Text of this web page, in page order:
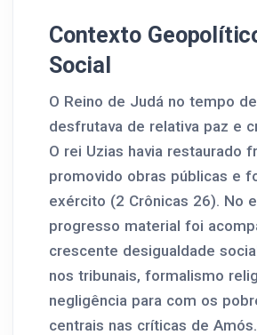
Contexto
Social
O Reino de Judá no tempo
desfrutava de relativa paz e
O rei Uzias havia restaurado
promovido obras públicas e
exército (2 Crônicas 26). No
progresso material foi
crescente desigualdade
nos tribunais, formalismo
negligência para com os
centrais nas críticas de Amós.